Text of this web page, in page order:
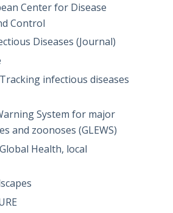
Center for Disease
Control
Diseases (Journal)
infectious diseases
System for major
and zoonoses (GLEWS)
Health, local